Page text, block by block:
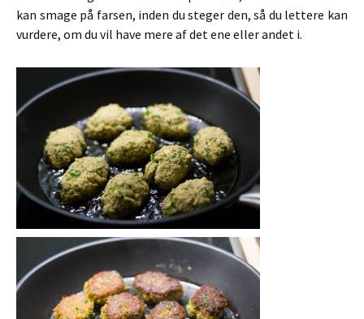
kan smage på farsen, inden du steger den, så du lettere kan
vurdere, om du vil have mere af det ene eller andet i.